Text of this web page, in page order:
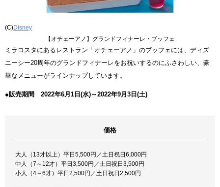
(C)Disney
【オチェーアノ】グランドフィナーレ・ブッフェ
ミラコスタにあるレストラン「オチェーアノ」のブッフェには、ディズ
ニーシー20周年のグランドフィナーレをお祝いするのにふさわしい、豪
華なメニューがラインナップしています。
●販売期間 2022年6月1日(水)～2022年9月3日(土)
価格
大人（13才以上）平日5,500円／土日祝日6,000円
中人（7～12才）平日3,500円／土日祝日3,500円
小人（4～6才）平日2,500円／土日祝日2,500円